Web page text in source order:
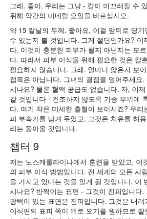
그래. 좋아, 우리는 그냥 - 칼이 미끄러질 수
위해 약간의 미네랄 오일을 바르십시오.
약 15 칼날의 두께. 좋아요, 이걸 앞뒤로 당
수 있는지 볼 것입니다. 그게 절단인가요? 이
다. 이것이 충분한 피부가 될지 아닌지는 모
다. 따라서 피부 이식을 위해 필요한 것은 칼
필요하지 않습니다. 그래. 얼마나 얇은지 보
접목은 아닙니다. 그녀의 결점을 덮어주세요
시나요? 물론 혈액 공급도 없습니다. 자, 이
갈 것입니다 - 건조하지 않도록 기증 부위에
다. 여기 작은 미세한 출혈이 보이시죠? 우리
피 부속기를 남겨 두었고, 그것은 치유를 허
리는 돌아올 것입니다.
챕터 9
저는 노스캐롤라이나에서 훈련을 받았고, 이
의 피부 이식 방법입니다. 전 세계의 모든 사
을 가지고 있다는 것을 알게 될 것입니다. 이
시나요? 반짝이는 표면 - 그것이 진피입니다.
광택이 있는 표면은 진피입니다. 그것은 내
이식편의 표피 쪽이 위로 오기를 원하므로